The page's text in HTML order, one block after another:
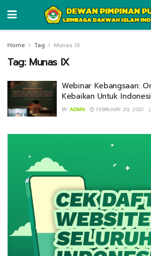
Home Tag Munas IX
Tag: Munas IX
Webinar Kebangsaan:
Kebaikan Untuk
BY ADMN FEBRUARY 20, 2021